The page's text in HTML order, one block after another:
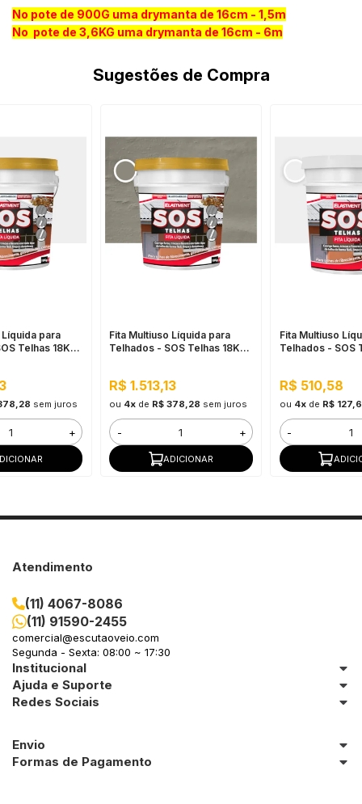
No pote de 900G uma drymanta de 16cm - 1,5m
No pote de 3,6KG uma drymanta de 16cm - 6m
Sugestões de Compra
para
Telhas 18KG
sem juros
+
Fita Multiuso Líquida para
Telhados - SOS Telhas 18KG
R$ 1.513,13
ou 4x de R$ 378,28 sem juros
- +
ADICIONAR
Fita Multiuso
Telhados - SOS
R$ 510,58
ou 4xde R$
-
Atendimento
(11) 4067-8086
(11) 91590-2455
comercial@escutaoveio.com
Segunda - Sexta: 08:00 ~ 17:30
Institucional
Ajuda e Suporte
Redes Sociais
Envio
Formas de Pagamento